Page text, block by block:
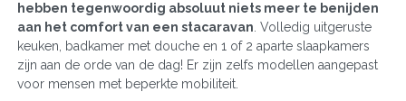
hebben tegenwoordig absoluut niets meer te benijden
aan het comfort van een stacaravan . Volledig uitgeruste
keuken, badkamer met douche en 1 of 2 aparte slaapkamers
zijn aan de orde van de dag! Er zijn zelfs modellen aangepast
voor mensen met beperkte mobiliteit.